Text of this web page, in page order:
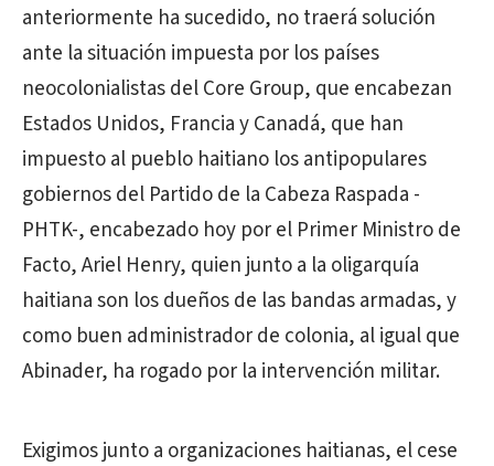
anteriormente ha sucedido, no traerá solución
ante la situación impuesta por los países
neocolonialistas del Core Group, que encabezan
Estados Unidos, Francia y Canadá, que han
impuesto al pueblo haitiano los antipopulares
gobiernos del Partido de la Cabeza Raspada -
PHTK-, encabezado hoy por el Primer Ministro de
Facto, Ariel Henry, quien junto a la oligarquía
haitiana son los dueños de las bandas armadas, y
como buen administrador de colonia, al igual que
Abinader, ha rogado por la intervención militar.
Exigimos junto a organizaciones haitianas, el cese